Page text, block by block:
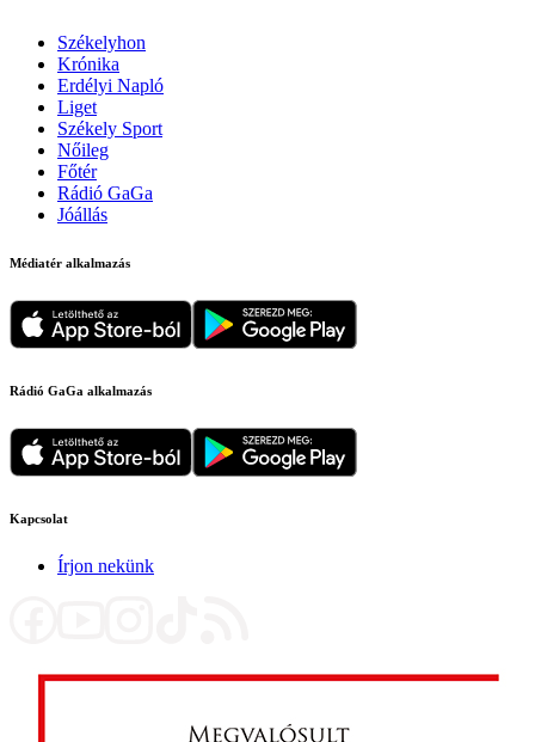
Székelyhon
Krónika
Erdélyi Napló
Liget
Székely Sport
Nőileg
Főtér
Rádió GaGa
Jóállás
Médiatér alkalmazás
Rádió GaGa alkalmazás
Kapcsolat
Írjon nekünk